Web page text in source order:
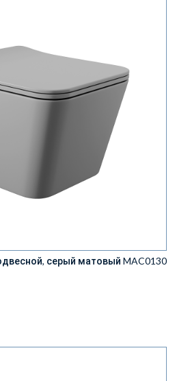
серый матовый MAC0130